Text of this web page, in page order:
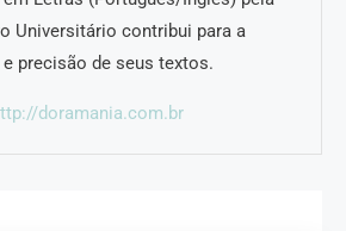
Universitário contribui para a
precisão de seus textos.
doramania.com.br